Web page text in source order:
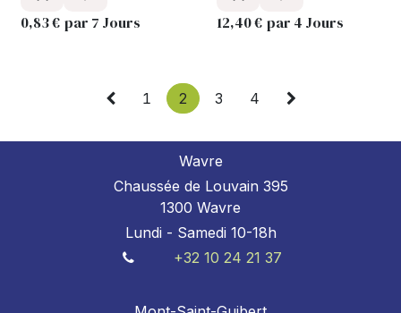
0,83€ par 7 Jours 12,40€ par 4 Jours
1 2 3 4
Wavre
Chaussée de Louvain 395
1300 Wavre
Lundi - Samedi 10-18h
+32 10 24 21 37